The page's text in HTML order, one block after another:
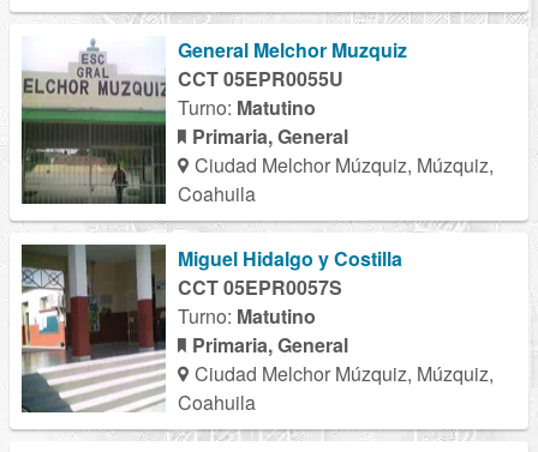
General Melchor Muzquiz
CCT 05EPR0055U
Turno: Matutino
Primaria, General
Ciudad Melchor Múzquiz, Múzquiz,
Coahuila
Miguel Hidalgo y Costilla
CCT 05EPR0057S
Turno: Matutino
Primaria, General
Ciudad Melchor Múzquiz, Múzquiz,
Coahuila